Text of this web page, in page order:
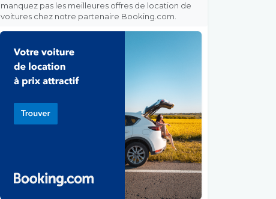
manquez pas les meilleures offres de location de
voitures chez notre partenaire Booking.com.